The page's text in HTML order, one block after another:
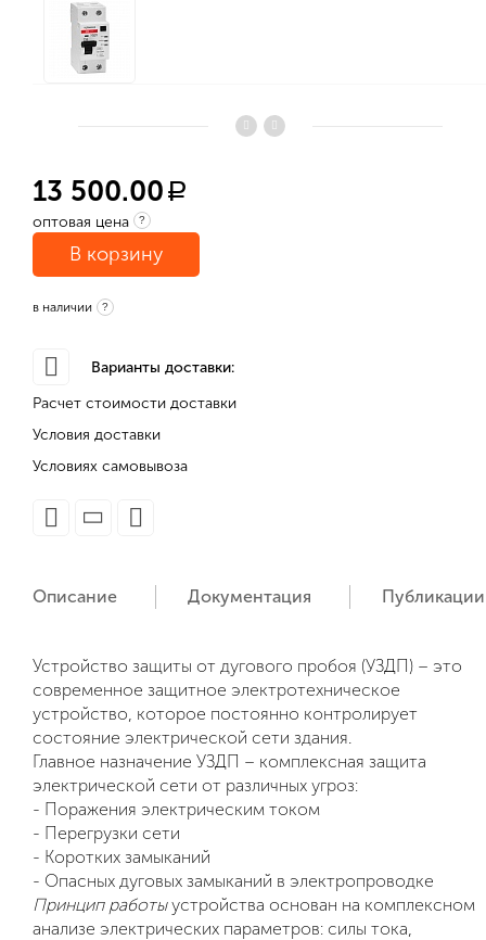
13 500.00 a
оптовая цена ?
В корзину
в наличии ?
Варианты доставки:
Расчет стоимости доставки
Условия доставки
Условиях самовывоза
Описание Документация Публикации
Устройство защиты от дугового пробоя (УЗДП) – это
современное защитное электротехническое
устройство, которое постоянно контролирует
состояние электрической сети здания.
Главное назначение УЗДП – комплексная защита
электрической сети от различных угроз:
- Поражения электрическим током
- Перегрузки сети
- Коротких замыканий
- Опасных дуговых замыканий в электропроводке
Принцип работыустройства основан на комплексном
анализе электрических параметров: силы тока,